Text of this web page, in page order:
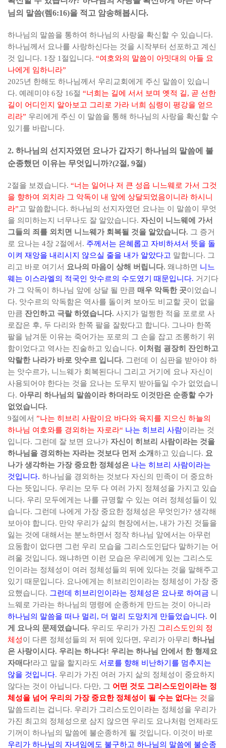
님의 말씀(렘6:16)을 적고 암송해봅시다.
하나님의 말씀을 통하여 하나님의 사랑을 확신할 수 있습니다.
하나님께서 요나를 사랑하신다는 것을 시작부터 선포하고 계신
것 입니다. 1 장 1 절입니다. “여호와의 말씀이 아밋대의 아들 요
나에게 임하니라”
2025년 한해도 하나님께서 우리교회에게 주신 말씀이 있습니
다. 예레미야 6장 16절 “너희는 길에 서서 보며 옛적 길, 곧 선한
길이 어디인지 알아보고 그리로 가라 너희 심령이 평강을 얻으
리라” 우리에게 주신 이 말씀을 통해 하나님의 사랑을 확신할 수
있기를 바랍니다.
2. 하나님의 선지자였던 요나가 갑자기 하나님의 말씀에 불
순종했던 이유는 무엇입니까?(2절, 9절)
2절을 보겠습니다. “너는 일어나 저 큰 성읍 니느웨로 가서 그것
을 향하여 외치라 그 악독이 내 앞에 상달되었음이니라 하시니
라”고 말씀합니다. 하나님의 선지자였던 요나는 이 말씀이 무엇
을 의미하는지 너무나도 잘 알았습니다. 자신이 니느웨에 가서
그들의 죄를 외치면 니느웨가 회복될 것을 알았습니다. 그 증거
로 요나는 4장 2절에서 . 주께서는 은혜롭고 자비하셔서 뜻을 돌
이켜 재앙을 내리시지 않으실 줄을 내가 알았다고 말합니다. 그
리고 바로 여기서 요나의 마음이 상해 버립니다. 왜냐하면 니느
웨는 이스라엘의 적국인 앗수르의 수도였기 때문입니다. 거기다
가 그 악독이 하나님 앞에 상달 될 만큼 매우 악독한 곳이었습니
다. 앗수르의 악독함은 역사를 돌이켜 보아도 비교할 곳이 없을
만큼 잔인하고 극랄 하였습니다. 사지가 멀쩡한 적을 포로로 사
로잡은 후, 두 다리와 한쪽 팔을 잘랐다고 합니다. 그나마 한쪽
팔을 남겨둔 이유는 죽어가는 포로의 그 손을 잡고 조롱하기 위
함이었다고 역사는 진술하고 있습니다. 이처럼 굉장히 잔인하고
악랄한 나라가 바로 앗수르 입니다. 그런데 이 심판을 받아야 하
는 앗수르가, 니느웨가 회복된다니 그리고 거기에 요나 자신이
사용되어야 한다는 것을 요나는 도무지 받아들일 수가 없었습니
다. 아무리 하나님의 말씀이라 하더라도 이것만은 순종할 수가
없었습니다.
9절에서 ”나는 히브리 사람이요 바다와 육지를 지으신 하늘의
하나님 여호와를 경외하는 자로라“ 나는 히브리 사람이라는 것
입니다. 그런데 잘 보면 요나가 자신이 히브리 사람이라는 것을
하나님을 경외하는 자라는 것보다 먼저 소개하고 있습니다. 요
나가 생각하는 가장 중요한 정체성은 나는 히브리 사람이라는
것입니다. 하나님을 경외하는 것보다 자신의 민족이 더 중요하
다는 뜻입니다. 우리는 모두 다 여러 가지 정체성을 가지고 있습
니다. 우리 모두에게는 나를 규명할 수 있는 여러 정체성들이 있
습니다. 그런데 나에게 가장 중요한 정체성은 무엇인가? 생각해
보아야 합니다. 만약 우리가 삶의 현장에서는, 내가 가진 것들을
잃는 것에 대해서는 분노하면서 정작 하나님 앞에서는 아무런
요동함이 없다면 그런 우리 모습을 그리스도인답다 말하기는 어
려울 것입니다. 왜냐하면 이런 모습은 우리에게 있는 그리스도
인이라는 정체성이 여러 정체성들의 뒤에 있다는 것을 말해주고
있기 때문입니다. 요나에게는 히브리인이라는 정체성이 가장 중
요했습니다. 그런데 히브리인이라는 정체성은 요나로 하여금 니
느웨로 가라는 하나님의 명령에 순종하게 만드는 것이 아니라
하나님의 말씀을 떠나 멀리 , 더 멀리 도망치게 만들었습니다. 이
게 요나의 문제였습니다. 우리도 우리가 가진
그리스도인의 정
체성이 다른 정체성들의 저 뒤에 있다면 , 우리가 아무리 하나님
은 사랑이시다. 우리는 하나다! 우리는 하나님 안에서 한 형제요
자매다!라고 말을 할지라도 서로를 향해 비난하기를 멈추지는
않을 것입니다. 우리가 가진 여러 가지 삶의 정체성이 중요하지
않다는 것이 아닙니다. 다만, 그 어떤 것도 그리스도인이라는 정
체성을 넘어 우리의 가장 중요한 정체성이 될 수는 없다는 것을
말씀드리는 겁니다. 우리가 그리스도인이라는 정체성을 우리가
가진 최고의 정체성으로 삼지 않으면 우리도 요나처럼 언제라도
기꺼이 하나님의 말씀에 불순종하게 될 것입니다. 이것이 바로
우리가 하나님의 자녀임에도 불구하고 하나님의 말씀에 불순종